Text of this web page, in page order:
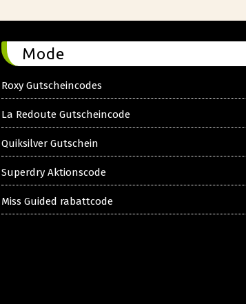
Mode
Roxy Gutscheincodes
La Redoute Gutscheincode
Quiksilver Gutschein
Superdry Aktionscode
Miss Guided rabattcode